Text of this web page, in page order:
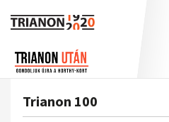
Trianon 100